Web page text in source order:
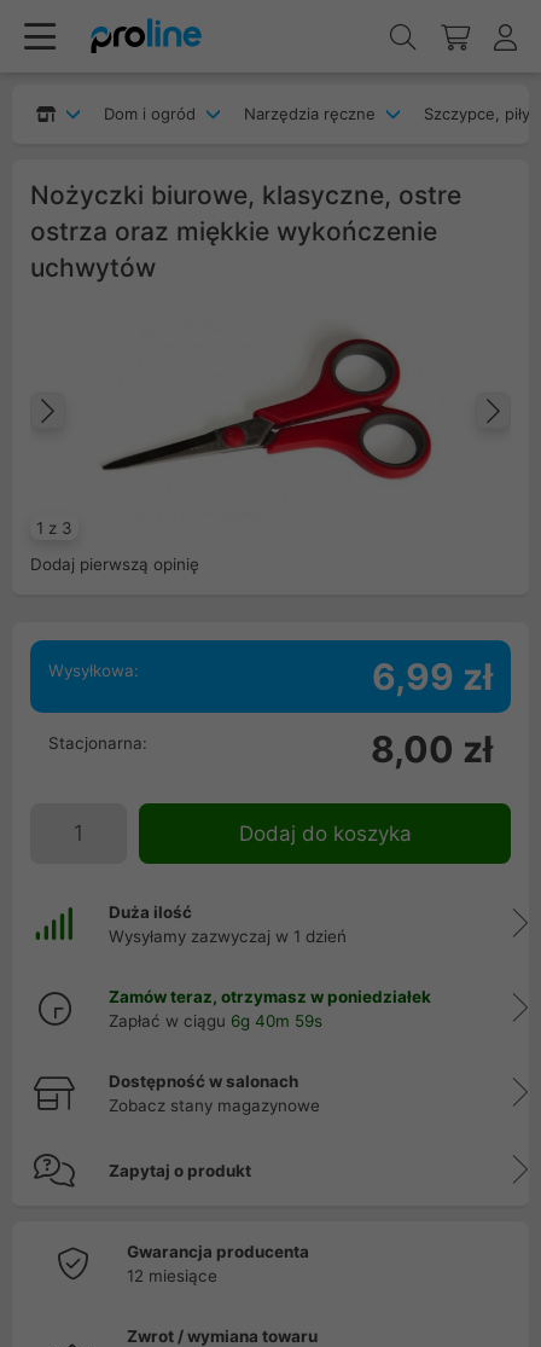
Dom i ogród Narzędzia ręczne Szczypce,
Nożyczki biurowe, klasyczne, ostre
ostrza oraz miękkie wykończenie
uchwytów
1 z 3
Poprzedni
Dodaj pierwszą opinię
Wysyłkowa: 6,99 zł
Stacjonarna: 8,00 zł
Dodaj do koszyka
Duża ilość
Wysyłamy zazwyczaj w 1 dzień
Zamów teraz, otrzymasz w poniedziałek
Zapłać w ciągu 6g 40m 59s
Dostępność w salonach
Zobacz stany magazynowe
Zapytaj o produkt
Gwarancja producenta
12 miesiące
Zwrot / wymiana towaru